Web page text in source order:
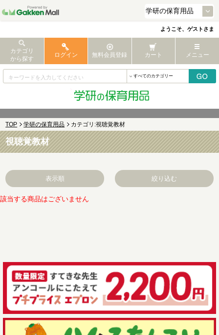
ようこそ、ゲストさま
カテゴリ
から探す
ログイン 無料会員登録 カート メニュー
TOP 学研の保育用品 カテゴリ:視聴覚教材
視聴覚教材
表示順 絞り込む
該当する商品はございません